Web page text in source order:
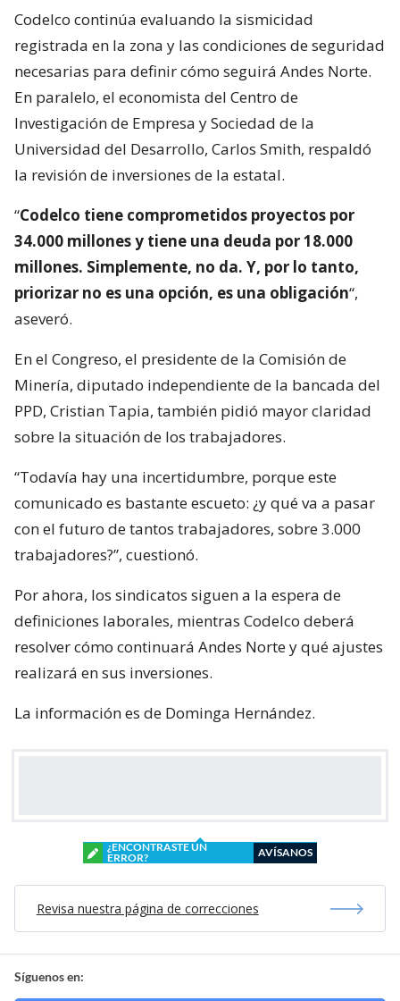
Codelco continúa evaluando la sismicidad
registrada en la zona y las condiciones de seguridad
necesarias para definir cómo seguirá Andes Norte.
En paralelo, el economista del Centro de
Investigación de Empresa y Sociedad de la
Universidad del Desarrollo, Carlos Smith, respaldó
la revisión de inversiones de la estatal.
“Codelco tiene comprometidos proyectos por
34.000 millones y tiene una deuda por 18.000
millones. Simplemente, no da. Y, por lo tanto,
priorizar no es una opción, es una obligación“,
aseveró.
En el Congreso, el presidente de la Comisión de
Minería, diputado independiente de la bancada del
PPD, Cristian Tapia, también pidió mayor claridad
sobre la situación de los trabajadores.
“Todavía hay una incertidumbre, porque este
comunicado es bastante escueto: ¿y qué va a pasar
con el futuro de tantos trabajadores, sobre 3.000
trabajadores?”, cuestionó.
Por ahora, los sindicatos siguen a la espera de
definiciones laborales, mientras Codelco deberá
resolver cómo continuará Andes Norte y qué ajustes
realizará en sus inversiones.
La información es de Dominga Hernández.
¿ENCONTRASTE UN
ERROR?
AVÍSANOS
Revisa nuestra página de correcciones
Síguenos en: